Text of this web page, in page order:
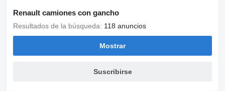
Renault camiones con gancho
Resultados de la búsqueda: 118 anuncios
Mostrar
Suscribirse